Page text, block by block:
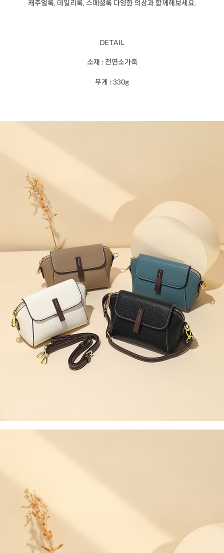
캐주얼룩, 데일리룩, 스페셜룩 다양한 의상과 함께해보세요.
DETAIL
소재 : 천연소가죽
무게 : 330g